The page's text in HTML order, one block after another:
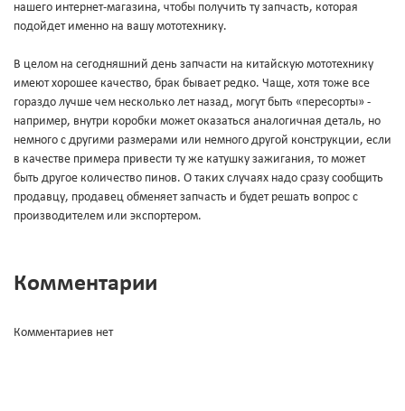
нашего интернет-магазина, чтобы получить ту запчасть, которая
подойдет именно на вашу мототехнику.
В целом на сегодняшний день запчасти на китайскую мототехнику
имеют хорошее качество, брак бывает редко. Чаще, хотя тоже все
гораздо лучше чем несколько лет назад, могут быть «пересорты» -
например, внутри коробки может оказаться аналогичная деталь, но
немного с другими размерами или немного другой конструкции, если
в качестве примера привести ту же катушку зажигания, то может
быть другое количество пинов. О таких случаях надо сразу сообщить
продавцу, продавец обменяет запчасть и будет решать вопрос с
производителем или экспортером.
Комментарии
Комментариев нет